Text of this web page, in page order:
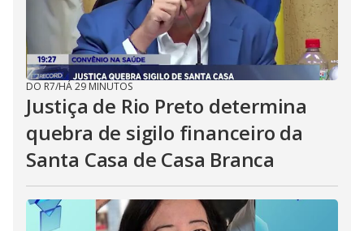
DO R7/HÁ 29 MINUTOS
Justiça de Rio Preto determina
quebra de sigilo financeiro da
Santa Casa de Casa Branca